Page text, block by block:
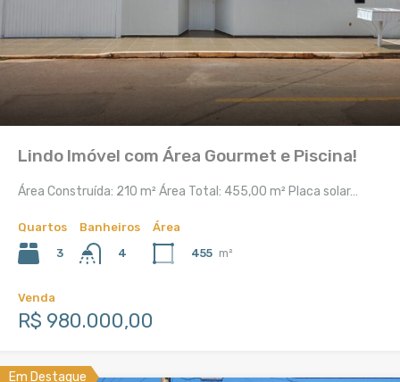
Lindo Imóvel com Área Gourmet e Piscina!
Área Construída: 210 m² Área Total: 455,00 m² Placa solar…
Quartos
3
Banheiros
4
Área
455 m²
Venda
R$ 980.000,00
Em Destaque